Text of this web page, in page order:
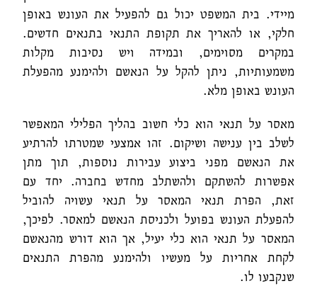
מיידי. בית המשפט יכול גם להפעיל את העונש באופן
חלקי, או להאריך את תקופת התנאי בתנאים חדשים.
במקרים מסוימים, ובמידה ויש נסיבות מקלות
משמעותיות, ניתן להקל על הנאשם ולהימנע מהפעלת
העונש באופן מלא.
מאסר על תנאי הוא כלי חשוב בהליך הפלילי המאפשר
לשלב בין ענישה ושיקום. זהו אמצעי שמטרתו להרתיע
את הנאשם מפני ביצוע עבירות נוספות, תוך מתן
אפשרות להשתקם ולהשתלב מחדש בחברה. יחד עם
זאת, הפרת תנאי המאסר על תנאי עשויה להוביל
להפעלת העונש בפועל ולכניסת הנאשם למאסר. לפיכך,
המאסר על תנאי הוא כלי יעיל, אך הוא דורש מהנאשם
לקחת אחריות על מעשיו ולהימנע מהפרת התנאים
שנקבעו לו.